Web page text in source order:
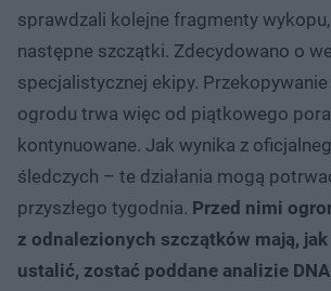
sprawdzali kolejne fragmenty
następne szczątki. Zdecydowano o
specjalistycznej ekipy.
ogrodu trwa więc od piątkowego
kontynuowane. Jak wynika z
śledczych – te działania mogą
przyszłego tygodnia. Przed nimi
z odnalezionych szczątków mają, jak
ustalić, zostać poddane analizie